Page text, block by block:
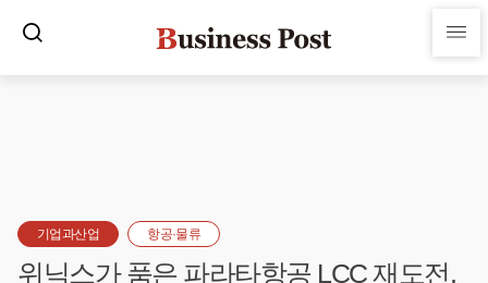
기업과산업 항공·물류
위닉스가 품은 파라타항공 LCC 재도전,